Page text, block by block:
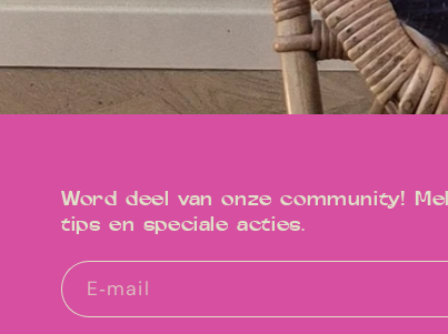
Word deel van onze community!
tips en speciale acties.
E‑mail